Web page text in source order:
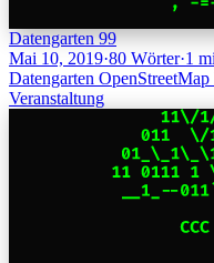
Datengarten 99
Mai 10, 2019·80 Wörter·1
Datengarten OpenStreetMap
Veranstaltung